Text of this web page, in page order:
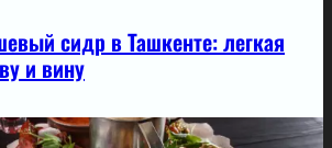
сидр в Ташкенте: легкая
и вину